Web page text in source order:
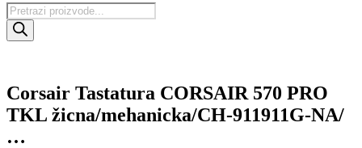
Products
search
Corsair Tastatura CORSAIR 570 PRO
TKL žicna/mehanicka/CH-911911G-NA/
…